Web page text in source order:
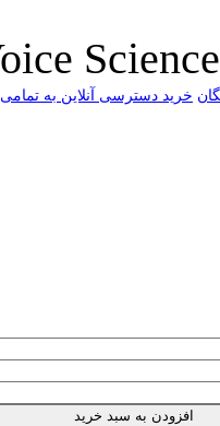
Science
خرید دسترسی آنلاین به تمامی
افزودن به سبد خرید